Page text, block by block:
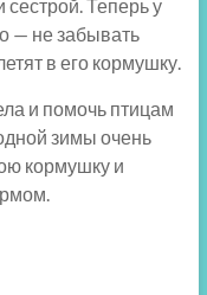
Теперь у
— не забывать
в его кормушку.
и помочь птицам
зимы очень
кормушку и